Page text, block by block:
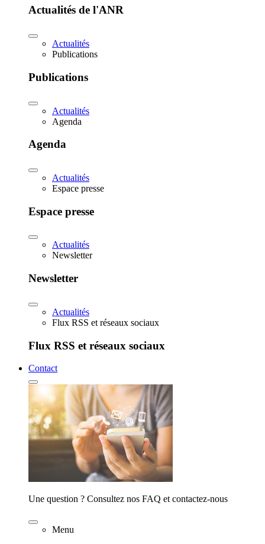
Actualités de l'ANR
Actualités
Publications
Publications
Actualités
Agenda
Agenda
Actualités
Espace presse
Espace presse
Actualités
Newsletter
Newsletter
Actualités
Flux RSS et réseaux sociaux
Flux RSS et réseaux sociaux
Contact
Une question ? Consultez nos FAQ et contactez-nous
Menu